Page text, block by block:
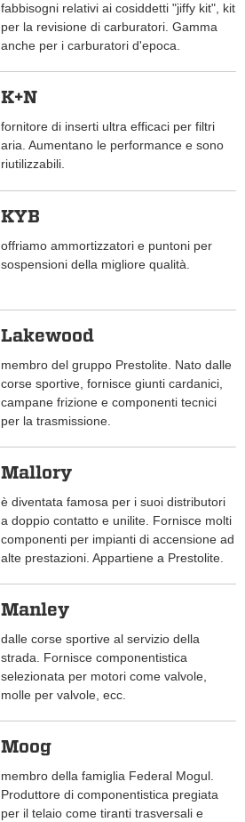
fabbisogni relativi ai cosiddetti "jiffy kit", kit
per la revisione di carburatori. Gamma
anche per i carburatori d'epoca.
K+N
fornitore di inserti ultra efficaci per filtri
aria. Aumentano le performance e sono
riutilizzabili.
KYB
offriamo ammortizzatori e puntoni per
sospensioni della migliore qualità.
Lakewood
membro del gruppo Prestolite. Nato dalle
corse sportive, fornisce giunti cardanici,
campane frizione e componenti tecnici
per la trasmissione.
Mallory
è diventata famosa per i suoi distributori
a doppio contatto e unilite. Fornisce molti
componenti per impianti di accensione ad
alte prestazioni. Appartiene a Prestolite.
Manley
dalle corse sportive al servizio della
strada. Fornisce componentistica
selezionata per motori come valvole,
molle per valvole, ecc.
Moog
membro della famiglia Federal Mogul.
Produttore di componentistica pregiata
per il telaio come tiranti trasversali e